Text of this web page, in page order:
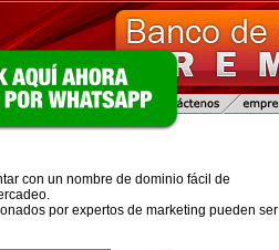
con un nombre de dominio fácil de
por expertos de marketing pueden ser